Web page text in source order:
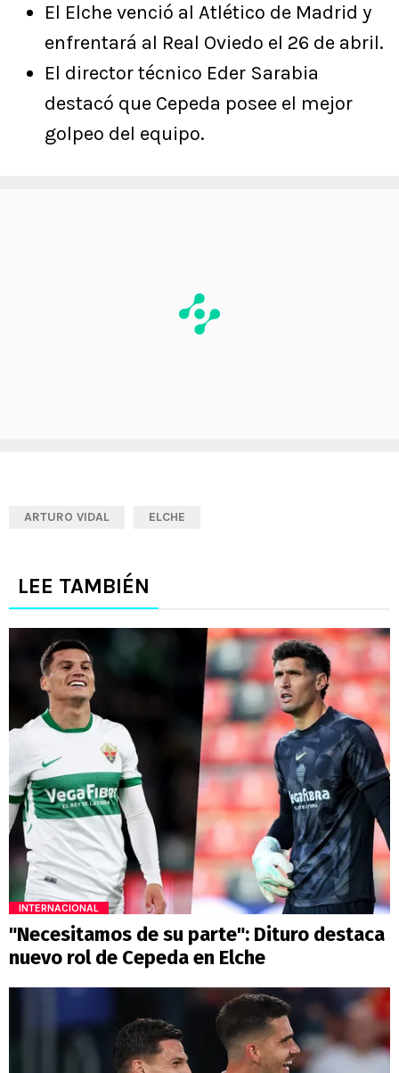
El Elche venció al Atlético de Madrid y
enfrentará al Real Oviedo el 26 de abril.
El director técnico Eder Sarabia
destacó que Cepeda posee el mejor
golpeo del equipo.
ARTURO VIDAL ELCHE
LEE TAMBIÉN
INTERNACIONAL
"Necesitamos de su parte": Dituro destaca
nuevo rol de Cepeda en Elche